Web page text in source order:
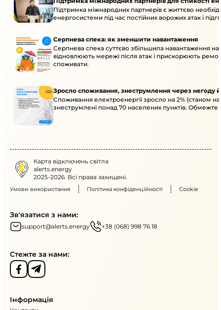
Підтримка міжнародних партнерів є життєво
енергосистеми під час постійних ворожих атак і
Серпнева спека: як зменшити навантаження
Серпнева спека суттєво збільшила навантаження
відновлюють мережі після атак і прискорюють
споживати.
Зросло споживання, знеструмлення через негоду
Споживання електроенергії зросло на 2% (станом
знеструмлені понад 70 населених пунктів.
Карта відключень світла
alerts.energy
2025-2026. Всі права захищені.
Умови використання Політика конфіденційності Cookie
Зв'язатися з нами:
support@alerts.energy +38 (068) 998 76 18
Стежте за нами:
Інформація